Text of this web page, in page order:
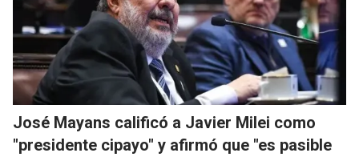
José Mayans calificó a Javier Milei como
"presidente cipayo" y afirmó que "es pasible